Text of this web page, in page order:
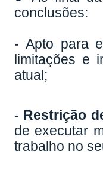
conclusões:
- Apto para
limitações e
atual;
- Restrição
de executar
trabalho no